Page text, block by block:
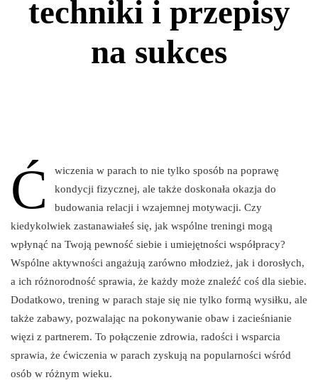
techniki i przepisy
na sukces
Ć
wiczenia w parach to nie tylko sposób na poprawę
kondycji fizycznej, ale także doskonała okazja do
budowania relacji i wzajemnej motywacji. Czy
kiedykolwiek zastanawiałeś się, jak wspólne treningi mogą
wpłynąć na Twoją pewność siebie i umiejętności współpracy?
Wspólne aktywności angażują zarówno młodzież, jak i dorosłych,
a ich różnorodność sprawia, że każdy może znaleźć coś dla siebie.
Dodatkowo, trening w parach staje się nie tylko formą wysiłku, ale
także zabawy, pozwalając na pokonywanie obaw i zacieśnianie
więzi z partnerem. To połączenie zdrowia, radości i wsparcia
sprawia, że ćwiczenia w parach zyskują na popularności wśród
osób w różnym wieku.